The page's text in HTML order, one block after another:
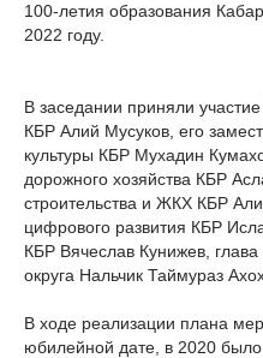
100-летия образования
2022 году.
В заседании приняли
КБР Алий Мусуков, его
культуры КБР Мухадин
дорожного хозяйства КБР
строительства и ЖКХ КБР
цифрового развития КБР
КБР Вячеслав Кунижев,
округа Нальчик Таймураз
В ходе реализации плана
юбилейной дате, в 2020